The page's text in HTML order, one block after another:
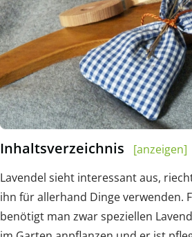
Inhaltsverzeichnis
[anzeigen]
Lavendel sieht interessant aus,
ihn für allerhand Dinge verwenden.
benötigt man zwar speziellen